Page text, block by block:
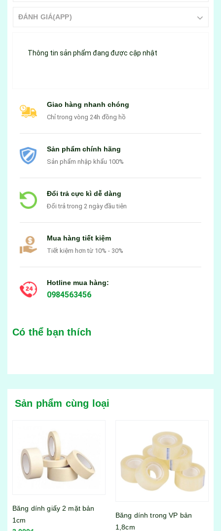
ĐÁNH GIÁ(APP)
Thông tin sản phẩm đang được cập nhật
Giao hàng nhanh chóng
Chỉ trong vòng 24h đồng hồ
Sản phẩm chính hãng
Sản phẩm nhập khẩu 100%
Đổi trả cực kì dễ dàng
Đổi trả trong 2 ngày đầu tiên
Mua hàng tiết kiệm
Tiết kiệm hơn từ 10% - 30%
Hotline mua hàng:
0984563456
Có thể bạn thích
Sản phẩm cùng loại
Bộ hộp thực phẩm 17 món